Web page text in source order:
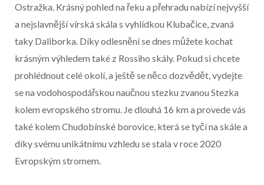
Ostražka. Krásný pohled na řeku a přehradu nabízí nejvyšší
a nejslavnější vírská skála s vyhlídkou Klubačice, zvaná
taky Daliborka. Díky odlesnění se dnes můžete kochat
krásným výhledem také z Rossiho skály. Pokud si chcete
prohlédnout celé okolí, a ještě se něco dozvědět, vydejte
se na vodohospodářskou naučnou stezku zvanou Stezka
kolem evropského stromu. Je dlouhá 16 km a provede vás
také kolem Chudobínské borovice, která se tyčí na skále a
díky svému unikátnímu vzhledu se stala v roce 2020
Evropským stromem.